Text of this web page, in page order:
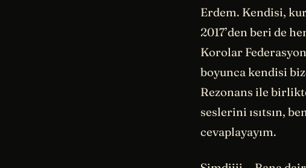
Erdem. Kendisi,
2017’den beri de
Korolar
boyunca kendisi
Rezonans ile
seslerini ısıtsın,
cevaplayayım.